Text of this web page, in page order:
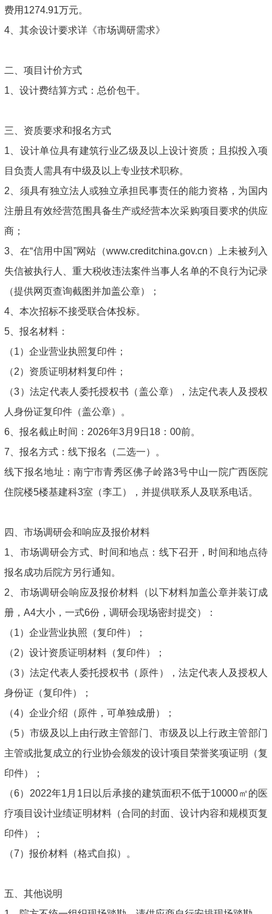
费用1274.91万元。
4、其余设计要求详《市场调研需求》
二、项目计价方式
1、设计费结算方式：总价包干。
三、资质要求和报名方式
1、设计单位具有建筑行业乙级及以上设计资质；且拟投入项
目负责人需具有中级及以上专业技术职称。
2、须具有独立法人或独立承担民事责任的能力资格，为国内
注册且有效经营范围具备生产或经营本次采购项目要求的供应
商；
3、在“信用中国”网站（www.creditchina.gov.cn）上未被列入
失信被执行人、重大税收违法案件当事人名单的不良行为记录
（提供网页查询截图并加盖公章）；
4、本次招标不接受联合体投标。
5、报名材料：
（1）企业营业执照复印件；
（2）资质证明材料复印件；
（3）法定代表人委托授权书（盖公章），法定代表人及授权
人身份证复印件（盖公章）。
6、报名截止时间：2026年3月9日18：00前。
7、报名方式：线下报名（二选一）。
线下报名地址：南宁市青秀区佛子岭路3号中山一院广西医院
住院楼5楼基建科3室（李工），并提供联系人及联系电话。
四、市场调研会和响应及报价材料
1、市场调研会方式、时间和地点：线下召开，时间和地点待
报名成功后院方另行通知。
2、市场调研会响应及报价材料（以下材料加盖公章并装订成
册，A4大小，一式6份，调研会现场密封提交）：
（1）企业营业执照（复印件）；
（2）设计资质证明材料（复印件）；
（3）法定代表人委托授权书（原件），法定代表人及授权人
身份证（复印件）；
（4）企业介绍（原件，可单独成册）；
（5）市级及以上由行政主管部门、市级及以上行政主管部门
主管或批复成立的行业协会颁发的设计项目荣誉奖项证明（复
印件）；
（6）2022年1月1日以后承接的建筑面积不低于10000㎡的医
疗项目设计业绩证明材料（合同的封面、设计内容和规模页复
印件）；
（7）报价材料（格式自拟）。
五、其他说明